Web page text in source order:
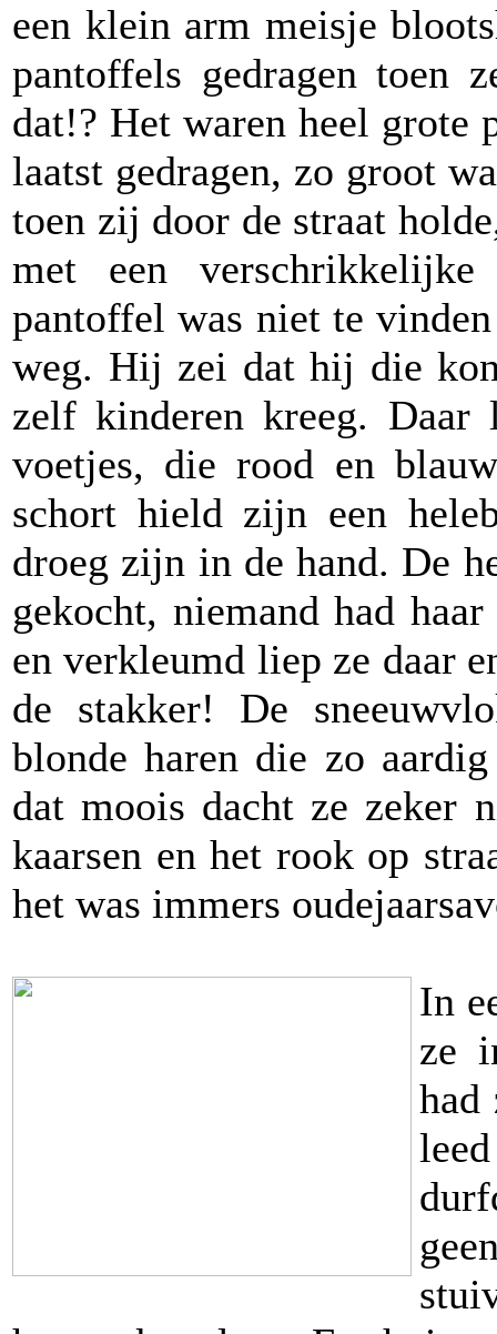
een klein arm meisje
pantoffels gedragen toen
dat!? Het waren heel grote
laatst gedragen, zo groot
toen zij door de straat
met een
pantoffel was niet te
weg. Hij zei dat hij die
zelf kinderen kreeg.
voetjes, die rood en
schort hield zijn een
droeg zijn in de hand. De
gekocht, niemand had
en verkleumd liep ze daar
de stakker! De
blonde haren die zo
dat moois dacht ze zeker
kaarsen en het rook op
het was immers
In
ze
had